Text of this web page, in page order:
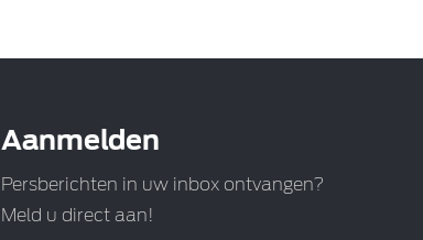
Aanmelden
Persberichten in uw inbox ontvangen?
Meld u direct aan!